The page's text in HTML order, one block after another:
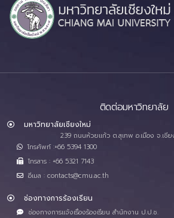
ติดต่อมหาวิทยาลัย
มหาวิทยาลัยเชียงใหม่
239 ถนนห้วยแก้ว ต.สุเทพ อ.เมือง จ.เชีย
โทรศัพท์ :+66 5394 1300
โทรสาร : +66 5321 7143
อีเมล : contacts@cmu.ac.th
ช่องทางการร้องเรียน
ช่องทางการแจ้งเรื่องร้องเรียน สำนักงาน ป.ป.ช.